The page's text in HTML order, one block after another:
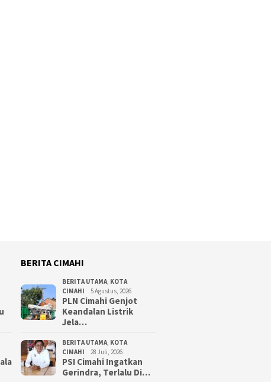
BERITA CIMAHI
BERITA UTAMA, KOTA
CIMAHI
5 Agustus, 2026
PLN Cimahi Genjot
Keandalan Listrik
Jela…
BERITA UTAMA, KOTA
CIMAHI
28 Juli, 2026
PSI Cimahi Ingatkan
Gerindra, Terlalu Di…